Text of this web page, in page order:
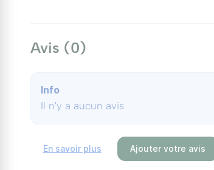
Avis (0)
Info
Il n'y a aucun avis
En savoir plus Ajouter votre avis